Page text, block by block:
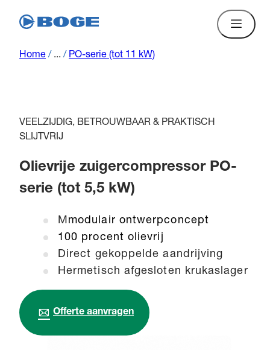
Home / ... / PO-serie (tot 11 kW)
VEELZIJDIG, BETROUWBAAR & PRAKTISCH
SLIJTVRIJ
Olievrije zuigercompressor PO-
serie (tot 5,5 kW)
Mmodulair ontwerpconcept
100 procent olievrij
Direct gekoppelde aandrijving
Hermetisch afgesloten krukaslager
Offerte aanvragen